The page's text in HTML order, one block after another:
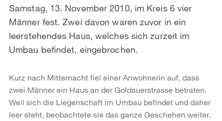
Samstag, 13. November 2010, im Kreis 6 vier
Männer fest. Zwei davon waren zuvor in ein
leerstehendes Haus, welches sich zurzeit im
Umbau befindet, eingebrochen.
Kurz nach Mitternacht fiel einer Anwohnerin auf, dass
zwei Männer ein Haus an der Goldauerstrasse betraten.
Weil sich die Liegenschaft im Umbau befindet und daher
leer steht, beobachtete sie das ganze Geschehen weiter.